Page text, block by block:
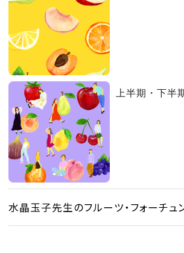
上半期・下半
水晶玉子先生のフルーツ・フォーチュ